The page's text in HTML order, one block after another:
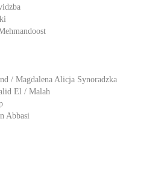
/ Magdalena Alicja Synoradzka
El / Malah
Abbasi